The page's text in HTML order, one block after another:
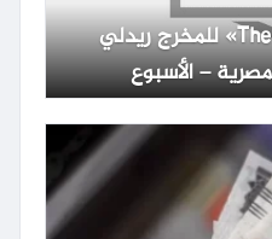
موعد طرح «The Dog Stars» للمخرج ريدلي
– الأسبوع